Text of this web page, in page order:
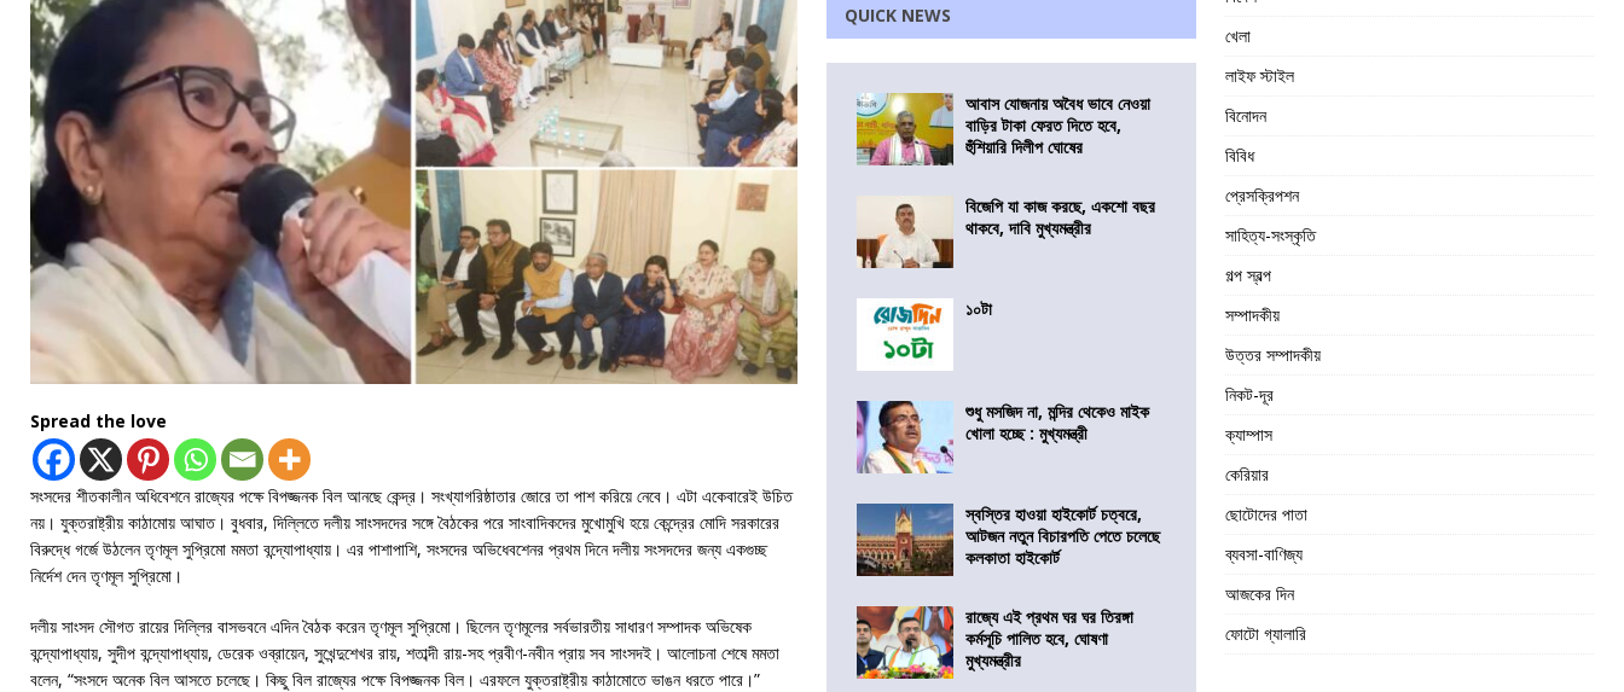
Spread the love
সংসদের শীতকালীন অধিবেশনে রাজ্যের পক্ষে বিপজ্জনক বিল আনছে কেন্দ্র। সংখ্যাগরিষ্ঠাতার জোরে তা পাশ করিয়ে নেবে। এটা একেবারেই উচিত
নয়। যুক্তরাষ্ট্রীয় কাঠামোয় আঘাত। বুধবার, দিল্লিতে দলীয় সাংসদদের সঙ্গে বৈঠকের পরে সাংবাদিকদের মুখোমুখি হয়ে কেন্দ্রের মোদি সরকারের
বিরুদ্ধে গর্জে উঠলেন তৃণমূল সুপ্রিমো মমতা বন্দ্যোপাধ্যায়। এর পাশাপাশি, সংসদের অভিধেবশেনর প্রথম দিনে দলীয় সংসদদের জন্য একগুচ্ছ
নির্দেশ দেন তৃণমূল সুপ্রিমো।
দলীয় সাংসদ সৌগত রায়ের দিল্লির বাসভবনে এদিন বৈঠক করেন তৃণমূল সুপ্রিমো। ছিলেন তৃণমূলের সর্বভারতীয় সাধারণ সম্পাদক অভিষেক
বন্দ্যোপাধ্যায়, সুদীপ বন্দ্যোপাধ্যায়, ডেরেক ওব্রায়েন, সুখেন্দুশেখর রায়, শতাব্দী রায়-সহ প্রবীণ-নবীন প্রায় সব সাংসদই। আলোচনা শেষে মমতা
বলেন, “সংসদে অনেক বিল আসতে চলেছে। কিছু বিল রাজ্যের পক্ষে বিপজ্জনক বিল। এরফলে যুক্তরাষ্ট্রীয় কাঠামোতে ভাঙন ধরতে পারে।”
QUICK NEWS
আবাস যোজনায় অবৈধ ভাবে নেওয়া
বাড়ির টাকা ফেরত দিতে হবে,
হুঁশিয়ারি দিলীপ ঘোষের
বিজেপি যা কাজ করছে, একশো বছর
থাকবে, দাবি মুখ্যমন্ত্রীর
১০টা
শুধু মসজিদ না, মন্দির থেকেও মাইক
খোলা হচ্ছে : মুখ্যমন্ত্রী
স্বস্তির হাওয়া হাইকোর্ট চত্বরে,
আটজন নতুন বিচারপতি পেতে চলেছে
কলকাতা হাইকোর্ট
রাজ্যে এই প্রথম ঘর ঘর তিরঙ্গা
কর্মসূচি পালিত হবে, ঘোষণা
মুখ্যমন্ত্রীর
খেলা
লাইফ স্টাইল
বিনোদন
বিবিধ
প্রেসক্রিপশন
সাহিত্য-সংস্কৃতি
গল্প স্বল্প
সম্পাদকীয়
উত্তর সম্পাদকীয়
নিকট-দূর
ক্যাম্পাস
কেরিয়ার
ছোটোদের পাতা
ব্যবসা-বাণিজ্য
আজকের দিন
ফোটো গ্যালারি